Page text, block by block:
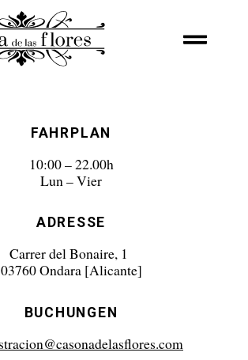
FAHRPLAN
10:00 – 22.00h
Lun – Vier
ADRESSE
Carrer del Bonaire, 1
03760 Ondara [Alicante]
BUCHUNGEN